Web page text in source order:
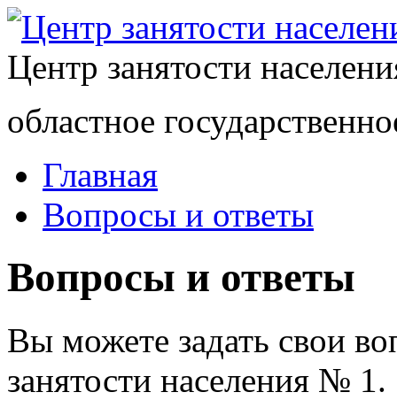
Центр занятости
областное
Главная
Вопросы и ответы
Вопросы и ответы
Вы можете задать свои
занятости населения № 1.